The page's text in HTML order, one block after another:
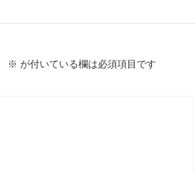
※ が付いている欄は必須項目です